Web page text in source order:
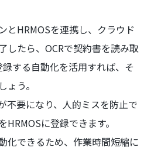
とHRMOSを連携し、クラウド
したら、OCRで契約書を読み取
録する自動化を活用すれば、そ
う。
不要になり、人的ミスを防止で
に登録できます。
化できるため、作業時間短縮に